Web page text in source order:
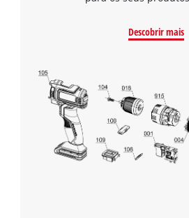
Descobrir mais